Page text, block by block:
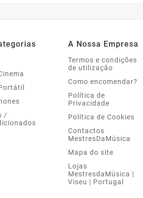
/
A Nossa Empresa
Termos e condições
de utilização
Como encomendar?
Política de
Privacidade
Política de Cookies
Contactos
MestresDaMúsica
Mapa do site
Lojas
MestresdaMúsica |
Viseu | Portugal